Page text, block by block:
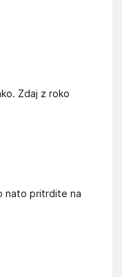
Zdaj z roko
nato pritrdite na